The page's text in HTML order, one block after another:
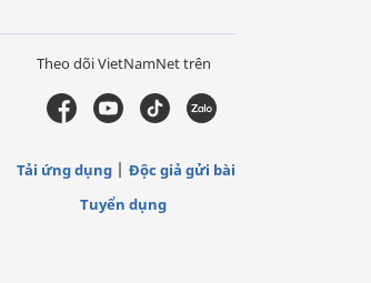
Theo dõi VietNamNet trên
Tải ứng dụng
Độc giả gửi bài
Tuyển dụng